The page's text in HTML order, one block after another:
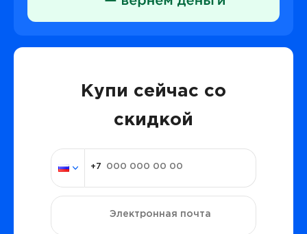
Купи сейчас со
скидкой